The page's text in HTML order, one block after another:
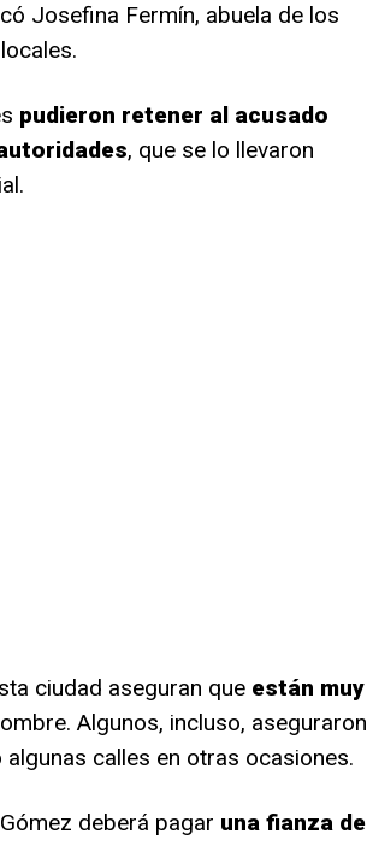
Josefina Fermín, abuela de los
pudieron retener al acusado
, que se lo llevaron
ciudad aseguran queestán muy
Algunos, incluso, aseguraron
calles en otras ocasiones.
deberá pagar una fianza de